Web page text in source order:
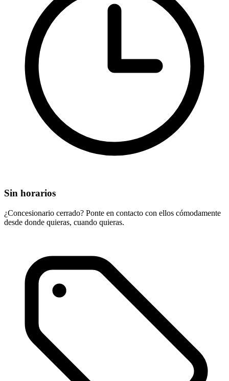
Sin horarios
¿Concesionario cerrado? Ponte en contacto con ellos cómodamente
desde donde quieras, cuando quieras.